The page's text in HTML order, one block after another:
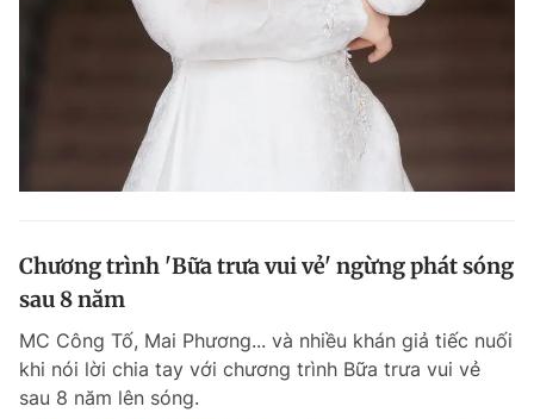
Đọc Thanh Niên trên điện thoại
Hotline
Đặt báo Quảng cáo Tòa soạn
Chương trình 'Bữa trưa vui vẻ' ngừng phát sóng
sau 8 năm
MC Công Tố, Mai Phương... và nhiều khán giả tiếc nuối
khi nói lời chia tay với chương trình Bữa trưa vui vẻ
sau 8 năm lên sóng.